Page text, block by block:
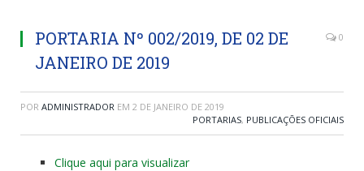
PORTARIA Nº 002/2019, DE 02 DE
JANEIRO DE 2019
0
POR ADMINISTRADOR EM 2 DE JANEIRO DE 2019
PORTARIAS, PUBLICAÇÕES OFICIAIS
Clique aqui para visualizar